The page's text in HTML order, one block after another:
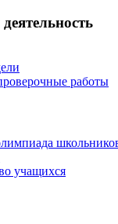
работы
учащихся